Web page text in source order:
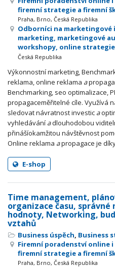
firemní strategie a firemní
Praha, Brno, Česká Republika
Odborníci na marketingové
marketing, marketingové
workshopy, online
Česká Republika
Výkonnostní marketing,
reklama, online reklama a
Benchmarking, seo optimalizace,
propagaceměřitelné cíle. Využívá
sledovat návratnost investic a
vyhledávání adlouhodobou
přinášíokamžitou návštěvnost
Online reklama apropagace je
E-shop
Time management,
organizace času, správné
hodnoty, Networking,
vztahů
Business úspěch, Business
Firemní poradenství online i
firemní strategie a firemní
Praha, Brno, Česká Republika